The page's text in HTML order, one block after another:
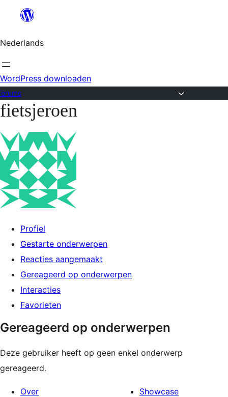
de
inhoud
Nederlands
WordPress downloaden
Ga
de
inhoud
fietsjeroen
Profiel
Gestarte onderwerpen
Reacties aangemaakt
Gereageerd op onderwerpen
Interacties
Favorieten
Gereageerd op onderwerpen
Deze gebruiker heeft op geen enkel onderwerp
gereageerd.
Over
Showcase